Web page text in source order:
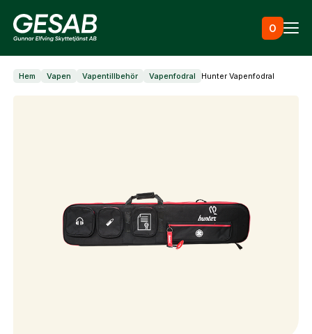
0
Ammunition
Jaktkläder & skor
Måltavlor
Hem Vapen Vapentillbehör Vapenfodral Hunter Vapenfodral